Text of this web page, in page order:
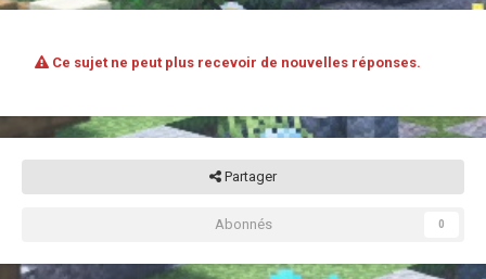
Ce sujet ne peut plus recevoir de nouvelles réponses.
Partager
Abonnés 0